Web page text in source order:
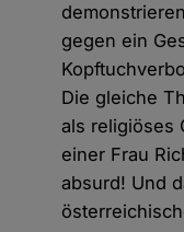
gegen ein
Die gleiche
als religiöses
einer Frau
absurd! Und